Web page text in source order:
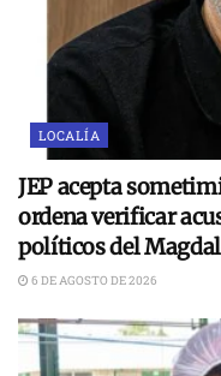
LOCALÍA
JEP acepta
ordena verificar
políticos del
6 DE AGOSTO DE 2026